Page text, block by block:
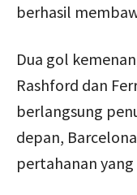
berhasil
Dua gol
Rashford dan
berlangsung
depan,
pertahanan